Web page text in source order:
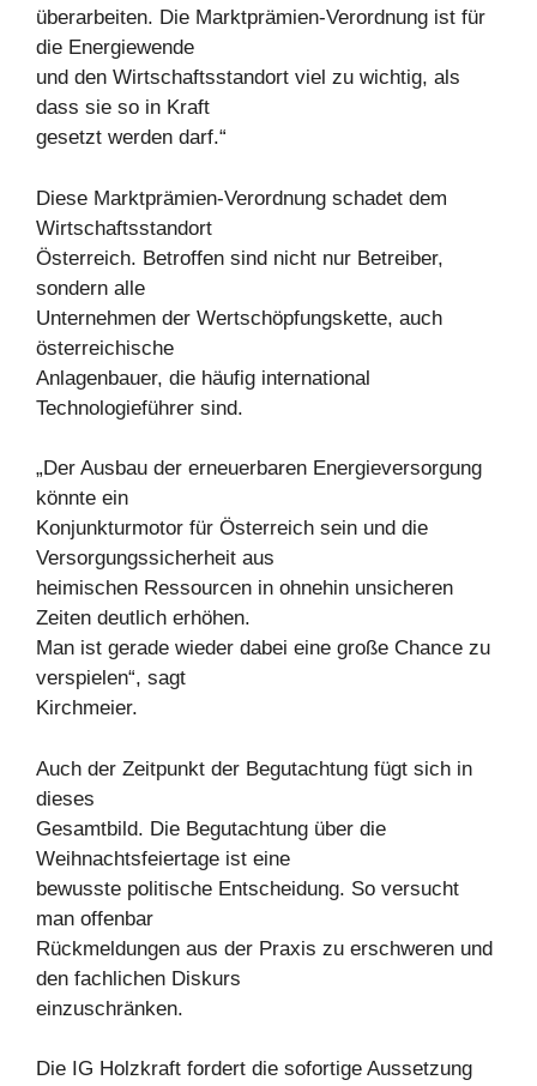
überarbeiten. Die Marktprämien-Verordnung ist für
die Energiewende
und den Wirtschaftsstandort viel zu wichtig, als
dass sie so in Kraft
gesetzt werden darf.“
Diese Marktprämien-Verordnung schadet dem
Wirtschaftsstandort
Österreich. Betroffen sind nicht nur Betreiber,
sondern alle
Unternehmen der Wertschöpfungskette, auch
österreichische
Anlagenbauer, die häufig international
Technologieführer sind.
„Der Ausbau der erneuerbaren Energieversorgung
könnte ein
Konjunkturmotor für Österreich sein und die
Versorgungssicherheit aus
heimischen Ressourcen in ohnehin unsicheren
Zeiten deutlich erhöhen.
Man ist gerade wieder dabei eine große Chance zu
verspielen“, sagt
Kirchmeier.
Auch der Zeitpunkt der Begutachtung fügt sich in
dieses
Gesamtbild. Die Begutachtung über die
Weihnachtsfeiertage ist eine
bewusste politische Entscheidung. So versucht
man offenbar
Rückmeldungen aus der Praxis zu erschweren und
den fachlichen Diskurs
einzuschränken.
Die IG Holzkraft fordert die sofortige Aussetzung